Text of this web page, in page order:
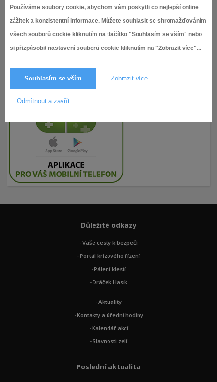
Používáme soubory cookie, abychom vám poskytli co nejlepší online
zážitek a konzistentní informace. Můžete souhlasit se shromažďováním
všech souborů cookie kliknutím na tlačítko "Souhlasím se vším" nebo
si přizpůsobit nastavení souborů cookie kliknutím na "Zobrazit více"...
Souhlasím se vším Zobrazit více
Odmítnout a zavřít
Důležité odkazy
Vaše cesty k bezpečí
Portál krizového řízení
Pálení klestí
Dráček Hasík
Aktuality
Kontakty a úřední hodiny
Kalendář akcí
Slavnosti zelí
Poslední aktualita